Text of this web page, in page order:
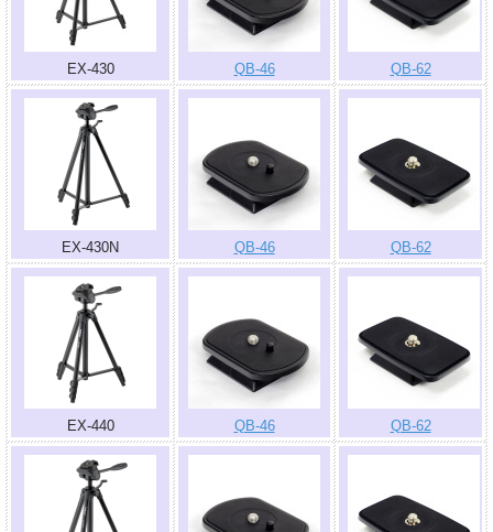
EX-430 QB-46 QB-62
EX-430N QB-46 QB-62
EX-440 QB-46 QB-62